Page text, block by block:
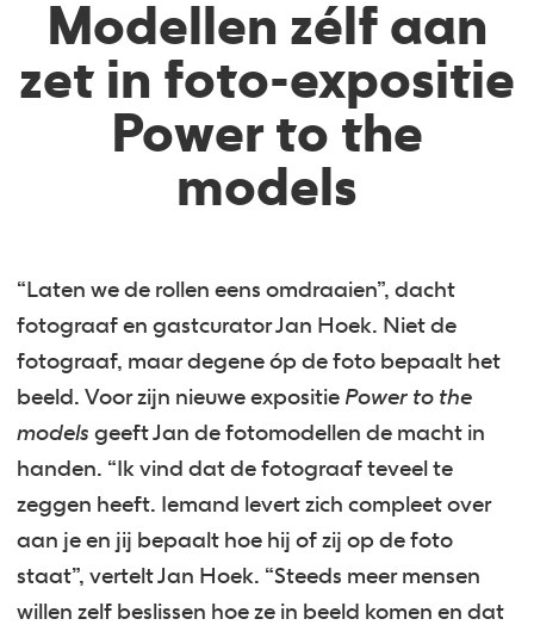
Modellen zélf aan
zet in foto-expositie
Power to the
models
“Laten we de rollen eens omdraaien”, dacht
fotograaf en gastcurator Jan Hoek. Niet de
fotograaf, maar degene óp de foto bepaalt het
beeld. Voor zijn nieuwe expositie Power to the
models geeft Jan de fotomodellen de macht in
handen. “Ik vind dat de fotograaf teveel te
zeggen heeft. Iemand levert zich compleet over
aan je en jij bepaalt hoe hij of zij op de foto
staat”, vertelt Jan Hoek. “Steeds meer mensen
willen zelf beslissen hoe ze in beeld komen en dat